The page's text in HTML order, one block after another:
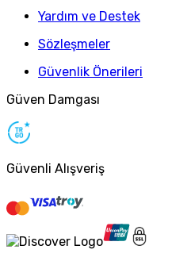
Yardım ve Destek
Sözleşmeler
Güvenlik Önerileri
Güven Damgası
Güvenli Alışveriş